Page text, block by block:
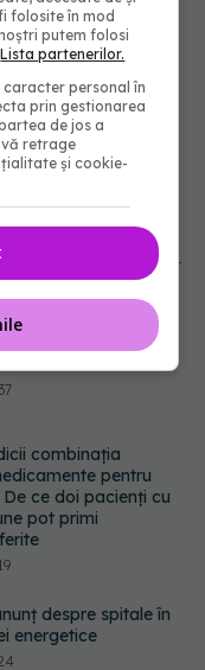
catalina trifan
umflat
-
combinația
pentru
pot primi
despre spitale în
energetice
schimbă
relația dintre
folosite în mod
putem folosi
Lista partenerilor.
personal în
prin gestionarea
de jos a
retrage
și cookie-